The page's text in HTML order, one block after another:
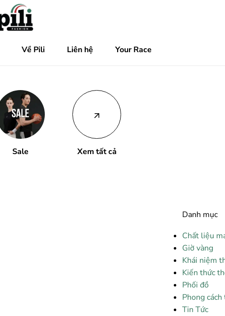
Về Pili Liên hệ Your Race
Sale Xem tất cả
Danh mục
Chất liệu
Giờ vàng
Khái niệm
Kiến thức
Phối đồ
Phong
Tin Tức